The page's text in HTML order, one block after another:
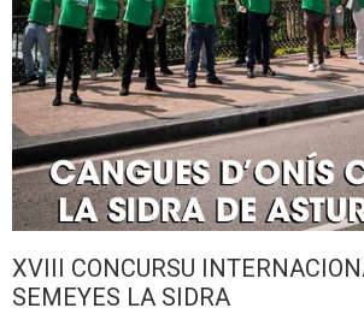
XVIII CONCURSU
SEMEYES LA SIDRA